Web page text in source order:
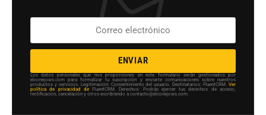
ENVIAR
Los datos personales que nos proporciones en este formulario serán gestionados por
elconejows.com para formalizar tu suscripción y enviarte comunicaciones sobre nuestros
productos y servicios. Legitimación: Consentimiento del usuario. Destinatarios: FluentCRM. Ver
política de privacidad de FluentCRM. Derechos: Podrás ejercer tus derechos de acceso,
rectificación, cancelación y otros escribiendo a contacto@elconejows.com.